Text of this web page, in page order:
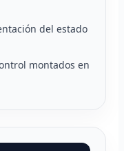
del estado
montados en